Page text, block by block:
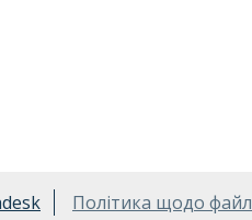
Політика щодо